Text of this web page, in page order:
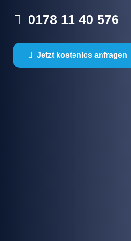
0178 11 40 576
Jetzt kostenlos anfragen